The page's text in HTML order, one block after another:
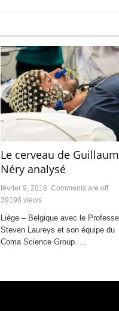
Le cerveau de
Néry analysé
février 9, 2016 Comments are off
39198 views
Liège – Belgique avec le
Steven Laureys et son équipe du
Coma Science Group. ...